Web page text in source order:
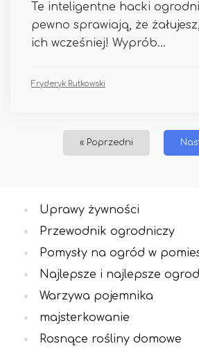
Te inteligentne hacki
pewno sprawiają, że
ich wcześniej! Wyprób...
Fryderyk Rutkowski
« Poprzedni
Uprawy żywności
Przewodnik ogrodniczy
Pomysły na ogród w
Najlepsze i najlepsze
Warzywa pojemnika
majsterkowanie
Rosnące rośliny domowe